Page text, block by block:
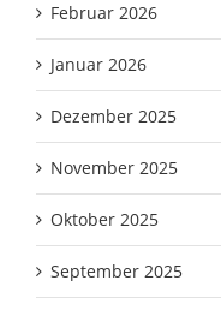
Februar 2026
Januar 2026
Dezember 2025
November 2025
Oktober 2025
September 2025